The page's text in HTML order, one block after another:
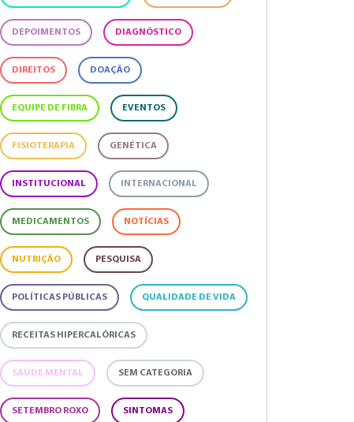
DEPOIMENTOS DIAGNÓSTICO
DIREITOS DOAÇÃO
EQUIPE DE FIBRA EVENTOS
FISIOTERAPIA GENÉTICA
INSTITUCIONAL INTERNACIONAL
MEDICAMENTOS NOTÍCIAS
NUTRIÇÃO PESQUISA
POLÍTICAS PÚBLICAS QUALIDADE DE VIDA
RECEITAS HIPERCALÓRICAS
SAÚDE MENTAL SEM CATEGORIA
SETEMBRO ROXO SINTOMAS